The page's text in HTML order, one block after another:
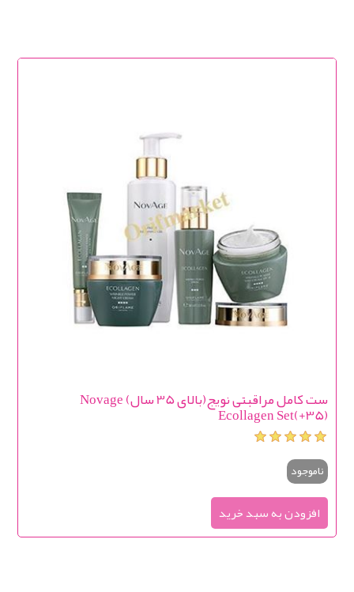
ست کامل مراقبتی نویج(بالای 35 سال) Novage
Ecollagen Set(+35)
ناموجود